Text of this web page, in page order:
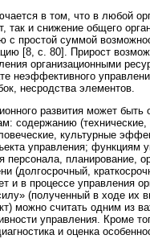
в том, что в любой
так и снижение общего
с простой суммой
[8, с. 80]. Прирост
организационными
неэффективного
несродства элементов.
развития может быть
содержанию (технические,
культурные
управления; функциям
персонала, планирование,
(долгосрочный,
и в процессе управления
(полученный в ходе их
можно считать одним из
управления. Кроме
и оценка